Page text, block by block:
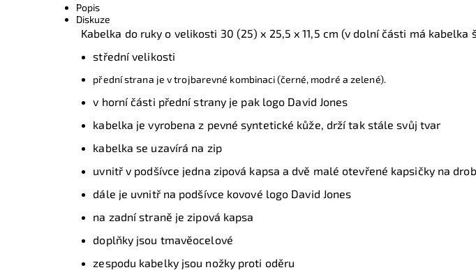
Popis
Diskuze
Kabelka do ruky o velikosti 30 (25) x 25,5 x 11,5 cm (v dolní části má
střední velikosti
přední strana je v trojbarevné kombinaci (černé, modré a zelené).
v horní části přední strany je pak logo David Jones
kabelka je vyrobena z pevné syntetické kůže, drží tak stále svůj tvar
kabelka se uzavírá na zip
uvnitř v podšívce jedna zipová kapsa a dvě malé otevřené kapsičky na
dále je uvnitř na podšívce kovové logo David Jones
na zadní straně je zipová kapsa
doplňky jsou tmavěocelové
zespodu kabelky jsou nožky proti oděru